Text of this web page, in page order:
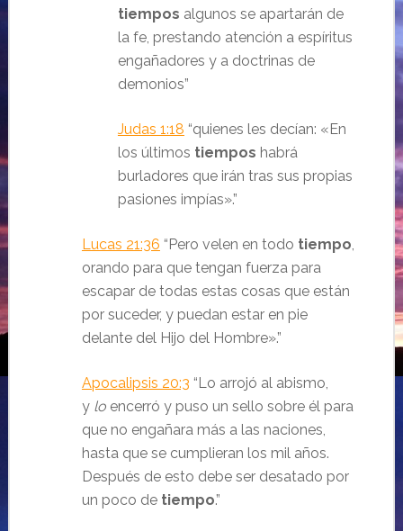
tiempos algunos se apartarán de
la fe, prestando atención a espíritus
engañadores y a doctrinas de
demonios”
Judas 1:18 “quienes les decían: «En
los últimos tiempos habrá
burladores que irán tras sus propias
pasiones impías».”
Lucas 21:36 “Pero velen en todo tiempo
orando para que tengan fuerza para
escapar de todas estas cosas que están
por suceder, y puedan estar en pie
delante del Hijo del Hombre».”
Apocalipsis 20:3 “Lo arrojó al abismo,
y loencerró y puso un sello sobre él para
que no engañara más a las naciones,
hasta que se cumplieran los mil años.
Después de esto debe ser desatado por
un poco detiempo”